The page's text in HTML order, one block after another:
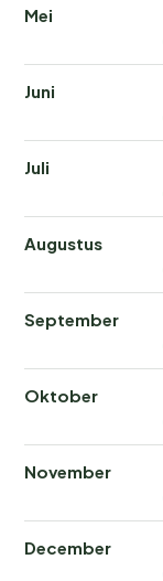
Mei
Juni
Juli
Augustus
September
Oktober
November
December